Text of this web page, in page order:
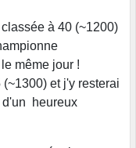
à 40 (~1200)
même jour !
et j'y resterai
d'un heureux